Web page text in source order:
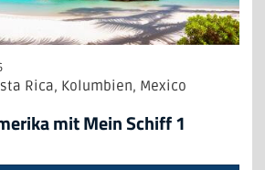
Rica, Kolumbien, Mexico
mit Mein Schiff 1